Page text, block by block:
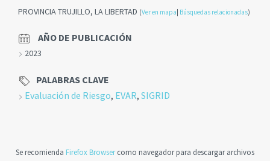
PROVINCIA TRUJILLO, LA LIBERTAD (Ver en mapa Búsquedas relacionadas)
AÑO DE PUBLICACIÓN
2023
PALABRAS CLAVE
Evaluación de Riesgo, EVAR, SIGRID
Se recomienda Firefox Browsercomo navegador para descargar archivos